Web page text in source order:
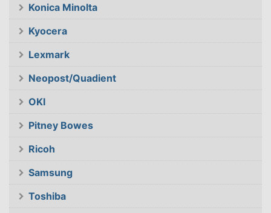
Konica Minolta
Kyocera
Lexmark
Neopost/Quadient
OKI
Pitney Bowes
Ricoh
Samsung
Toshiba